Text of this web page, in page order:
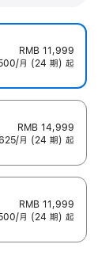
RMB 11,999
月 (24 期) 起
RMB 14,999
月 (24 期) 起
RMB 11,999
月 (24 期) 起